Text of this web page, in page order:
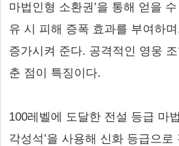
마법인형 소환권’을 통해 얻을
유 시 피해 증폭 효과를 부여하
증가시켜 준다. 공격적인 영웅
춘 점이 특징이다.
100레벨에 도달한 전설 등급 마
각성석’을 사용해 신화 등급으로